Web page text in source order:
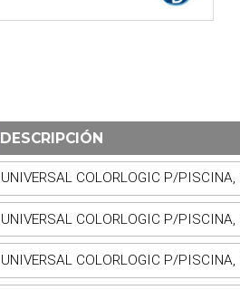
DESCRIPCIÓN
UNIVERSAL COLORLOGIC P/PISCINA,
UNIVERSAL COLORLOGIC P/PISCINA,
UNIVERSAL COLORLOGIC P/PISCINA,